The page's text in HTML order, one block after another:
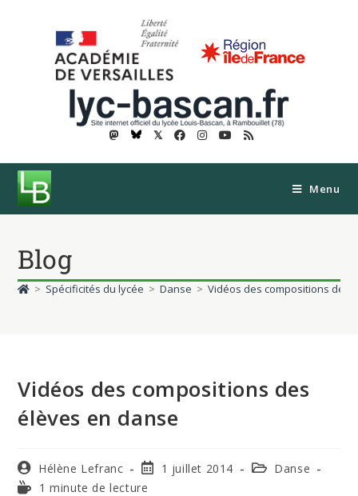
𝕏
Menu
Blog
> Spécificités du lycée > Danse > Vidéos des compositions des
Vidéos des compositions des
élèves en danse
Hélène Lefranc 1 juillet 2014
Danse
1 minute de lecture